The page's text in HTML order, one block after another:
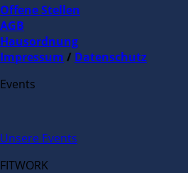
Offene Stellen
AGB
Hausordnung
Impressum / Datenschutz
Events
Unsere Events
FITWORK